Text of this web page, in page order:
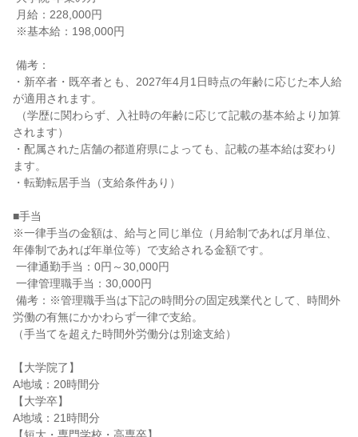
・新卒者・既卒者とも、2027年4月1日時点の年齢に応じた本人給
が適用されます。
されます）
・配属された店舗の都道府県によっても、記載の基本給は変わり
ます。
・転勤転居手当（支給条件あり）
■手当
※一律手当の金額は、給与と同じ単位（月給制であれば月単位、
年俸制であれば年単位等）で支給される金額です。
労働の有無にかかわらず一律で支給。
（手当てを超えた時間外労働分は別途支給）
【大学院了】
A地域：20時間分
【大学卒】
A地域：21時間分